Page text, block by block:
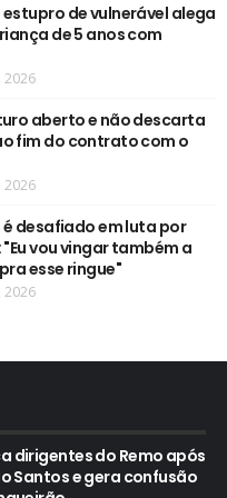
de vulnerável alega
de 5 anos com
2026
aberto e não descarta
fim do contrato com o
2026
é desafiado em luta por
vou vingar também a
esse ringue"
2026
dirigentes do Remo após
Santos e gera confusão